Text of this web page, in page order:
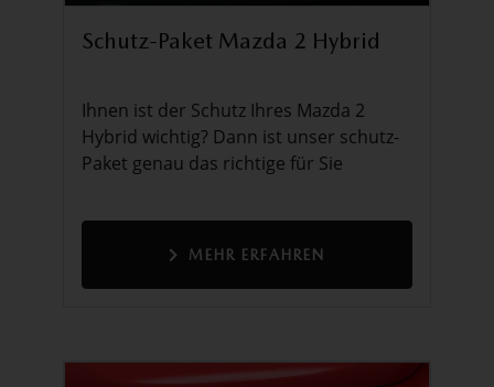
Schutz-Paket Mazda 2 Hybrid
Ihnen ist der Schutz Ihres Mazda 2
Hybrid wichtig? Dann ist unser schutz-
Paket genau das richtige für Sie
MEHR ERFAHREN